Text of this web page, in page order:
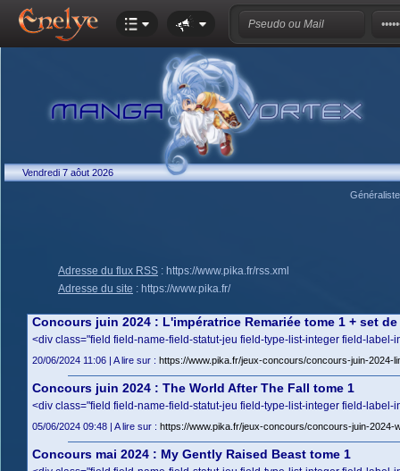
Vendredi 7 aôut 2026
Adresse du flux RSS : https://www.pika.fr/rss.xml
Adresse du site : https://www.pika.fr/
Concours juin 2024 : L'impératrice Remariée tome 1 + set
<div class="field field-name-field-statut-jeu field-type-list-integer field-
20/06/2024 11:06 | A lire sur : https://www.pika.fr/jeux-concours/concours-juin-
Concours juin 2024 : The World After The Fall tome 1
<div class="field field-name-field-statut-jeu field-type-list-integer field-
05/06/2024 09:48 | A lire sur : https://www.pika.fr/jeux-concours/concours-juin-2024-
Concours mai 2024 : My Gently Raised Beast tome 1